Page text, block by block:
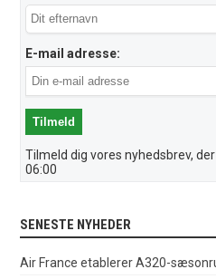
E-mail adresse:
Tilmeld dig vores nyhedsbrev,
06:00
SENESTE NYHEDER
Air France etablerer A320-